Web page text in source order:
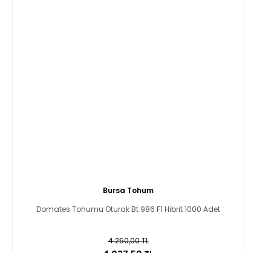
Bursa Tohum
Domates Tohumu Oturak Bt 986 F1 Hibrit 1000 Adet
4.250,00 TL